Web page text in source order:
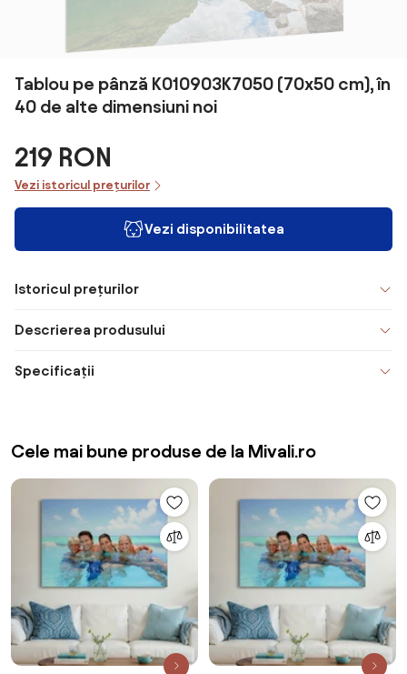
Tablou pe pânză K010903K7050 (70x50 cm), în
40 de alte dimensiuni noi
219 RON
Vezi istoricul prețurilor
Vezi disponibilitatea
Istoricul prețurilor
Descrierea produsului
Specificații
Cele mai bune produse de la Mivali.ro